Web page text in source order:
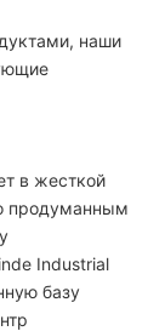
наши
в жесткой
продуманным
Industrial
базу